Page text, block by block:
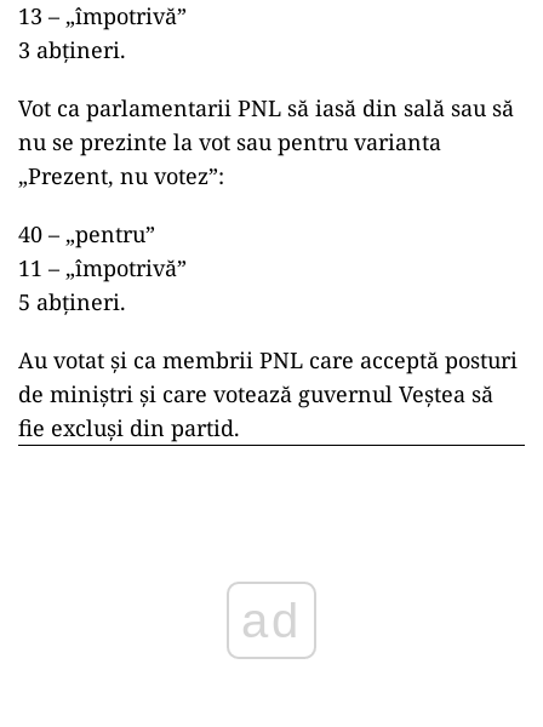
13 – „împotrivă”
3 abțineri.
Vot ca parlamentarii PNL să iasă din sală sau să
nu se prezinte la vot sau pentru varianta
„Prezent, nu votez”:
40 – „pentru”
11 – „împotrivă”
5 abțineri.
Au votat și ca membrii PNL care acceptă posturi
de miniștri și care votează guvernul Veștea să
fie excluși din partid.
ad